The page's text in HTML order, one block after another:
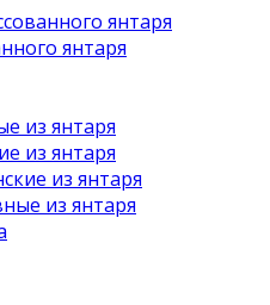
янтаря
янтаря
из янтаря
из янтаря
из янтаря
из янтаря